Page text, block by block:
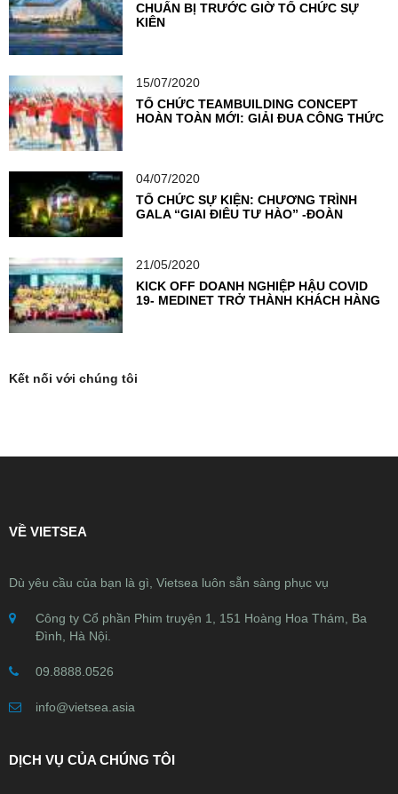
CHUẨN BỊ TRƯỚC GIỜ TỔ CHỨC SỰ
KIỆN
15/07/2020
TỔ CHỨC TEAMBUILDING CONCEPT
HOÀN TOÀN MỚI: GIẢI ĐUA CÔNG THỨC
04/07/2020
TỔ CHỨC SỰ KIỆN: CHƯƠNG TRÌNH
GALA “GIAI ĐIỆU TỰ HÀO” -ĐOÀN
21/05/2020
KICK OFF DOANH NGHIỆP HẬU COVID
19- MEDINET TRỞ THÀNH KHÁCH HÀNG
Kết nối với chúng tôi
VỀ VIETSEA
Dù yêu cầu của bạn là gì, Vietsea luôn sẵn sàng phục vụ
Công ty Cổ phần Phim truyện 1, 151 Hoàng Hoa Thám, Ba
Đình, Hà Nội.
09.8888.0526
info@vietsea.asia
DỊCH VỤ CỦA CHÚNG TÔI